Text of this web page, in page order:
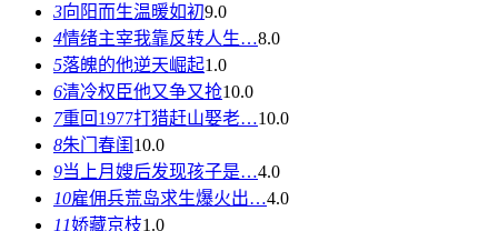
3向阳而生温暖如初9.0
4情绪主宰我靠反转人生…8.0
5落魄的他逆天崛起1.0
6清冷权臣他又争又抢10.0
7重回1977打猎赶山娶老…10.0
8朱门春闺 10.0
9当上月嫂后发现孩子是…4.0
10雇佣兵荒岛求生爆火出…4.0
11娇藏京枝1.0